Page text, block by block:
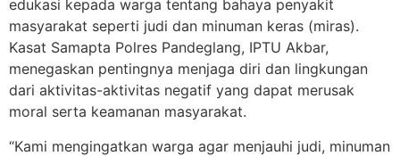
edukasi kepada warga tentang bahaya penyakit
masyarakat seperti judi dan minuman keras (miras).
Kasat Samapta Polres Pandeglang, IPTU Akbar,
menegaskan pentingnya menjaga diri dan lingkungan
dari aktivitas-aktivitas negatif yang dapat merusak
moral serta keamanan masyarakat.
“Kami mengingatkan warga agar menjauhi judi, minuman